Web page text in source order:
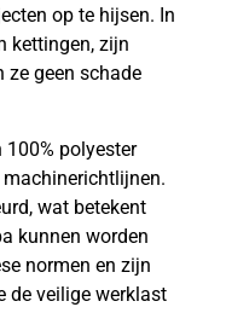
op te hijsen. In
kettingen, zijn
ze geen schade
polyester
wat betekent
kunnen worden
normen en zijn
de veilige werklast